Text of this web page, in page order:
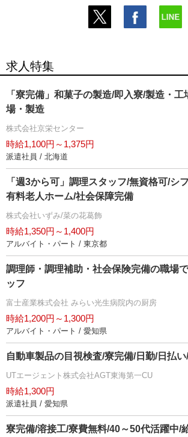
求人特集
「寮完備」和菓子の製造/即入寮/製造・
場・製造
株式会社京栄センター
時給1,100円～1,375円
派遣社員 / 北海道
「週3から可」調理スタッフ/無資格可/シ
有料老人ホーム/社会保障完備
株式会社いずみ/菜の花葛飾
時給1,350円～1,400円
アルバイト・パート / 東京都
調理師・調理補助・社会保険完備の職場
ッフ
富士産業株式会社 みらい光生病院内の厨房
時給1,200円～1,300円
アルバイト・パート / 愛知県
自動車製品の目視検査/寮完備/日勤/日払
UTエージェント株式会社AGT東海第一CU
時給1,300円
派遣社員 / 愛知県
寮完備/溶接工/寮費無料/40～50代活躍中/